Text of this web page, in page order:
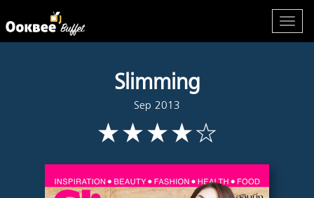
Slimming
Sep 2013